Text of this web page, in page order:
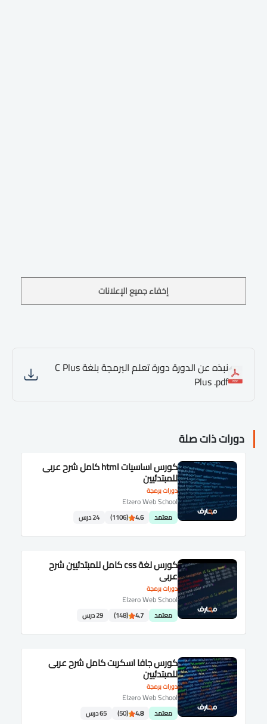
إخفاء جميع الإعلانات
نبذه عن الدورة دورة تعلم البرمجة بلغة C Plus
Plus .pdf
دورات ذات صلة
دورات برمجة
كورس اساسيات html كامل شرح عربى
للمبتدئيين
Elzero Web School
معتمد 4.6
(1106) 24 درس
دورات برمجة
كورس لغة css كامل للمبتدئيين شرح
عربى
Elzero Web School
معتمد 4.7
(148) 29 درس
دورات برمجة
كورس جافا اسكربت كامل شرح عربى
للمبتدئيين
Elzero Web School
معتمد 4.8
(50) 65 درس